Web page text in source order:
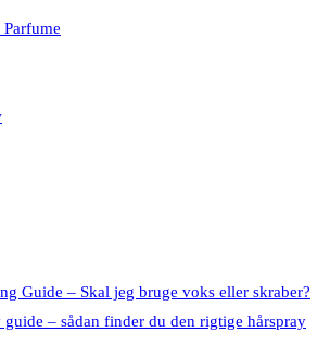
Guide – Skal jeg bruge voks eller skraber?
guide – sådan finder du den rigtige hårspray